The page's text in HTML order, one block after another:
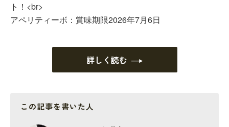
ト！<br>
アペリティーボ：賞味期限2026年7月6日
詳しく読む
この記事を書いた人